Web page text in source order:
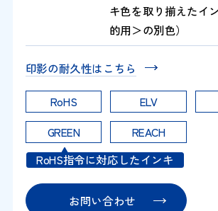
キ色を取り揃えたイ
的用＞の別色）
印影の耐久性はこちら
RoHS ELV
GREEN
RoHS指令に対応したインキ
REACH
お問い合わせ